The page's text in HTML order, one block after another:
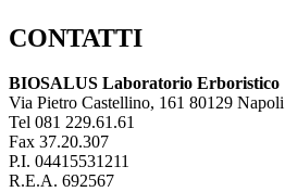
CONTATTI
BIOSALUS Laboratorio Erboristico
Via Pietro Castellino, 161 80129 Napoli
Tel 081 229.61.61
Fax 37.20.307
P.I. 04415531211
R.E.A. 692567